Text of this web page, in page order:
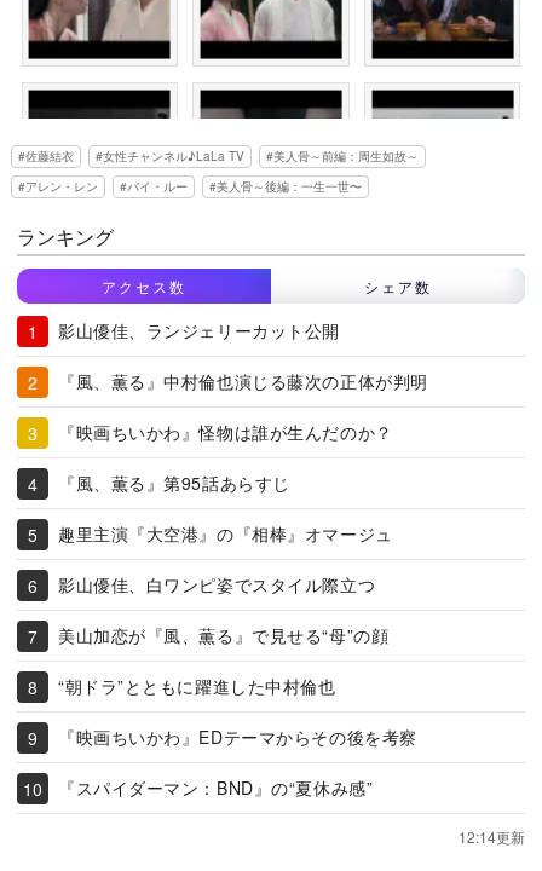
佐藤結衣 女性チャンネル♪LaLa TV
美人骨～前編：周生如故～
アレン・レン
バイ・ルー 美人骨～後編：一生一世〜
ランキング
アクセス数 シェア数
影山優佳、ランジェリーカット公開
『風、薫る』中村倫也演じる藤次の正体が判明
『映画ちいかわ』怪物は誰が生んだのか？
『風、薫る』第95話あらすじ
趣里主演『大空港』の『相棒』オマージュ
影山優佳、白ワンピ姿でスタイル際立つ
美山加恋が『風、薫る』で見せる“母”の顔
“朝ドラ”とともに躍進した中村倫也
『映画ちいかわ』EDテーマからその後を考察
『スパイダーマン：BND』の“夏休み感”
12:14更新